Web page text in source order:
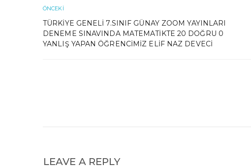
ÖNCEKI
TÜRKIYE GENELI 7.SINIF GÜNAY ZOOM YAYINLARI
DENEME SINAVINDA MATEMATIKTE 20 DOĞRU 0
YANLIŞ YAPAN ÖĞRENCIMIZ ELIF NAZ DEVECI
LEAVE A REPLY